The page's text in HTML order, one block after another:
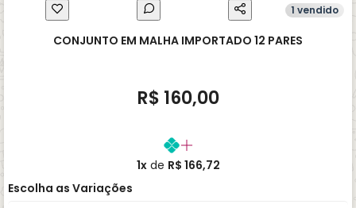
1 vendido
CONJUNTO EM MALHA IMPORTADO 12 PARES
R$ 160,00
1xde R$ 166,72
Escolha as Variações